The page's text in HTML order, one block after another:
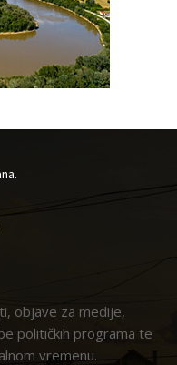
objave za medije,
političkih programa te
vremenu.